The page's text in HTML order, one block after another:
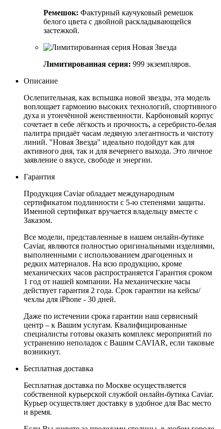
Ремешок: Фактурный каучуковый ремешок
белого цвета с двойной раскладывающейся
застежкой.
Лимитированная серия: 999 экземпляров.
Описание
Ослепительная, как вспышка новой звезды, эта модель
воплощает гармонию высоких технологий, спортивного
духа и утончённой женственности. Карбоновый корпус
сочетает в себе лёгкость и прочность, а серебристо-белая
палитра придаёт часам ледяную элегантность и чистоту
линий. "Новая Звезда" идеально подойдут как для
активного дня, так и для вечернего выхода. Это личное
заявление о вкусе, свободе и энергии.
Гарантия
Продукция Caviar обладает международным
сертификатом подлинности с 5-ю степенями защиты.
Именной сертификат вручается владельцу вместе с
Заказом.
Все модели, представленные в нашем онлайн-бутике
Caviar, являются полностью оригинальными изделиями,
выполненными с использованием драгоценных и
редких материалов. На всю продукцию, кроме
механических часов распространяется Гарантия сроком
1 год от нашей компании. На механические часы
действует гарантия 2 года. Срок гарантии на кейсы/
чехлы для iPhone - 30 дней.
Даже по истечении срока гарантии наш сервисный
центр – к Вашим услугам. Квалифицированные
специалисты готовы оказать комплекс мероприятий по
устранению неполадок с Вашим CAVIAR, если таковые
возникнут.
Бесплатная доставка
Бесплатная доставка по Москве осуществляется
собственной курьерской службой онлайн-бутика Caviar.
Курьер осуществляет доставку в удобное для Вас место
и время.